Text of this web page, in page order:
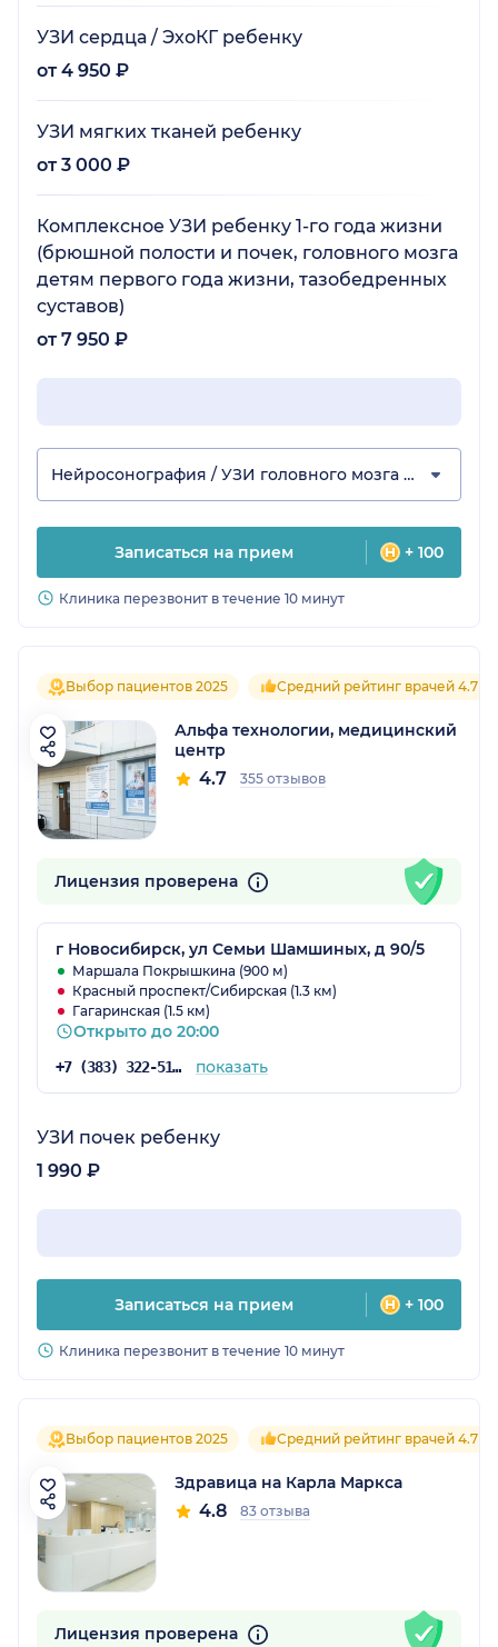
УЗИ сердца / ЭхоКГ ребенку
от 4 950 ₽
УЗИ мягких тканей ребенку
от 3 000 ₽
Комплексное УЗИ ребенку 1-го года жизни
(брюшной полости и почек, головного мозга
детям первого года жизни, тазобедренных
суставов)
от 7 950 ₽
Нейросонография / УЗИ головного мозга ребенку
Записаться на прием + 100
Клиника перезвонит в течение 10 минут
Выбор пациентов 2025 Средний рейтинг врачей 4.7
Альфа технологии, медицинский
центр
4.7 355 отзывов
Лицензия проверена
г Новосибирск, ул Семьи Шамшиных, д 90/5
Маршала Покрышкина (900 м)
Красный проспект/Сибирская (1.3 км)
Гагаринская (1.5 км)
Открыто до 20:00
+7 (383) 322-51-84 показать
УЗИ почек ребенку
1 990 ₽
Записаться на прием + 100
Клиника перезвонит в течение 10 минут
Выбор пациентов 2025 Средний рейтинг врачей 4.7
Здравица на Карла Маркса
4.8 83 отзыва
Лицензия проверена